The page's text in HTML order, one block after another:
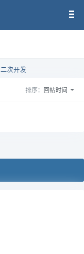
二次开发
排序： 回帖时间